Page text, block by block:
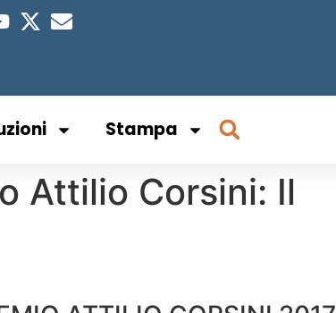
Stampa
Attilio Corsini: Il